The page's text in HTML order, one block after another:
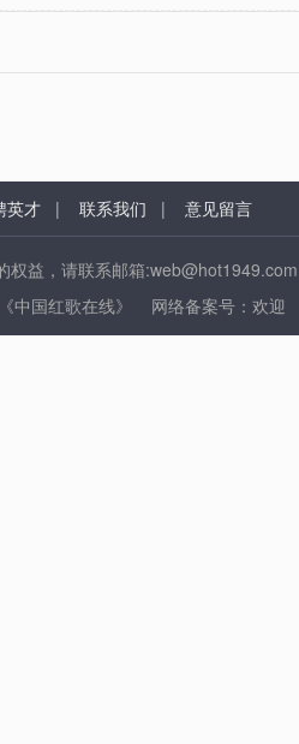
英才 | 联系我们 | 意见留言
权益，请联系邮箱:web@hot1949.com
中国红歌在线》 网络备案号：欢迎